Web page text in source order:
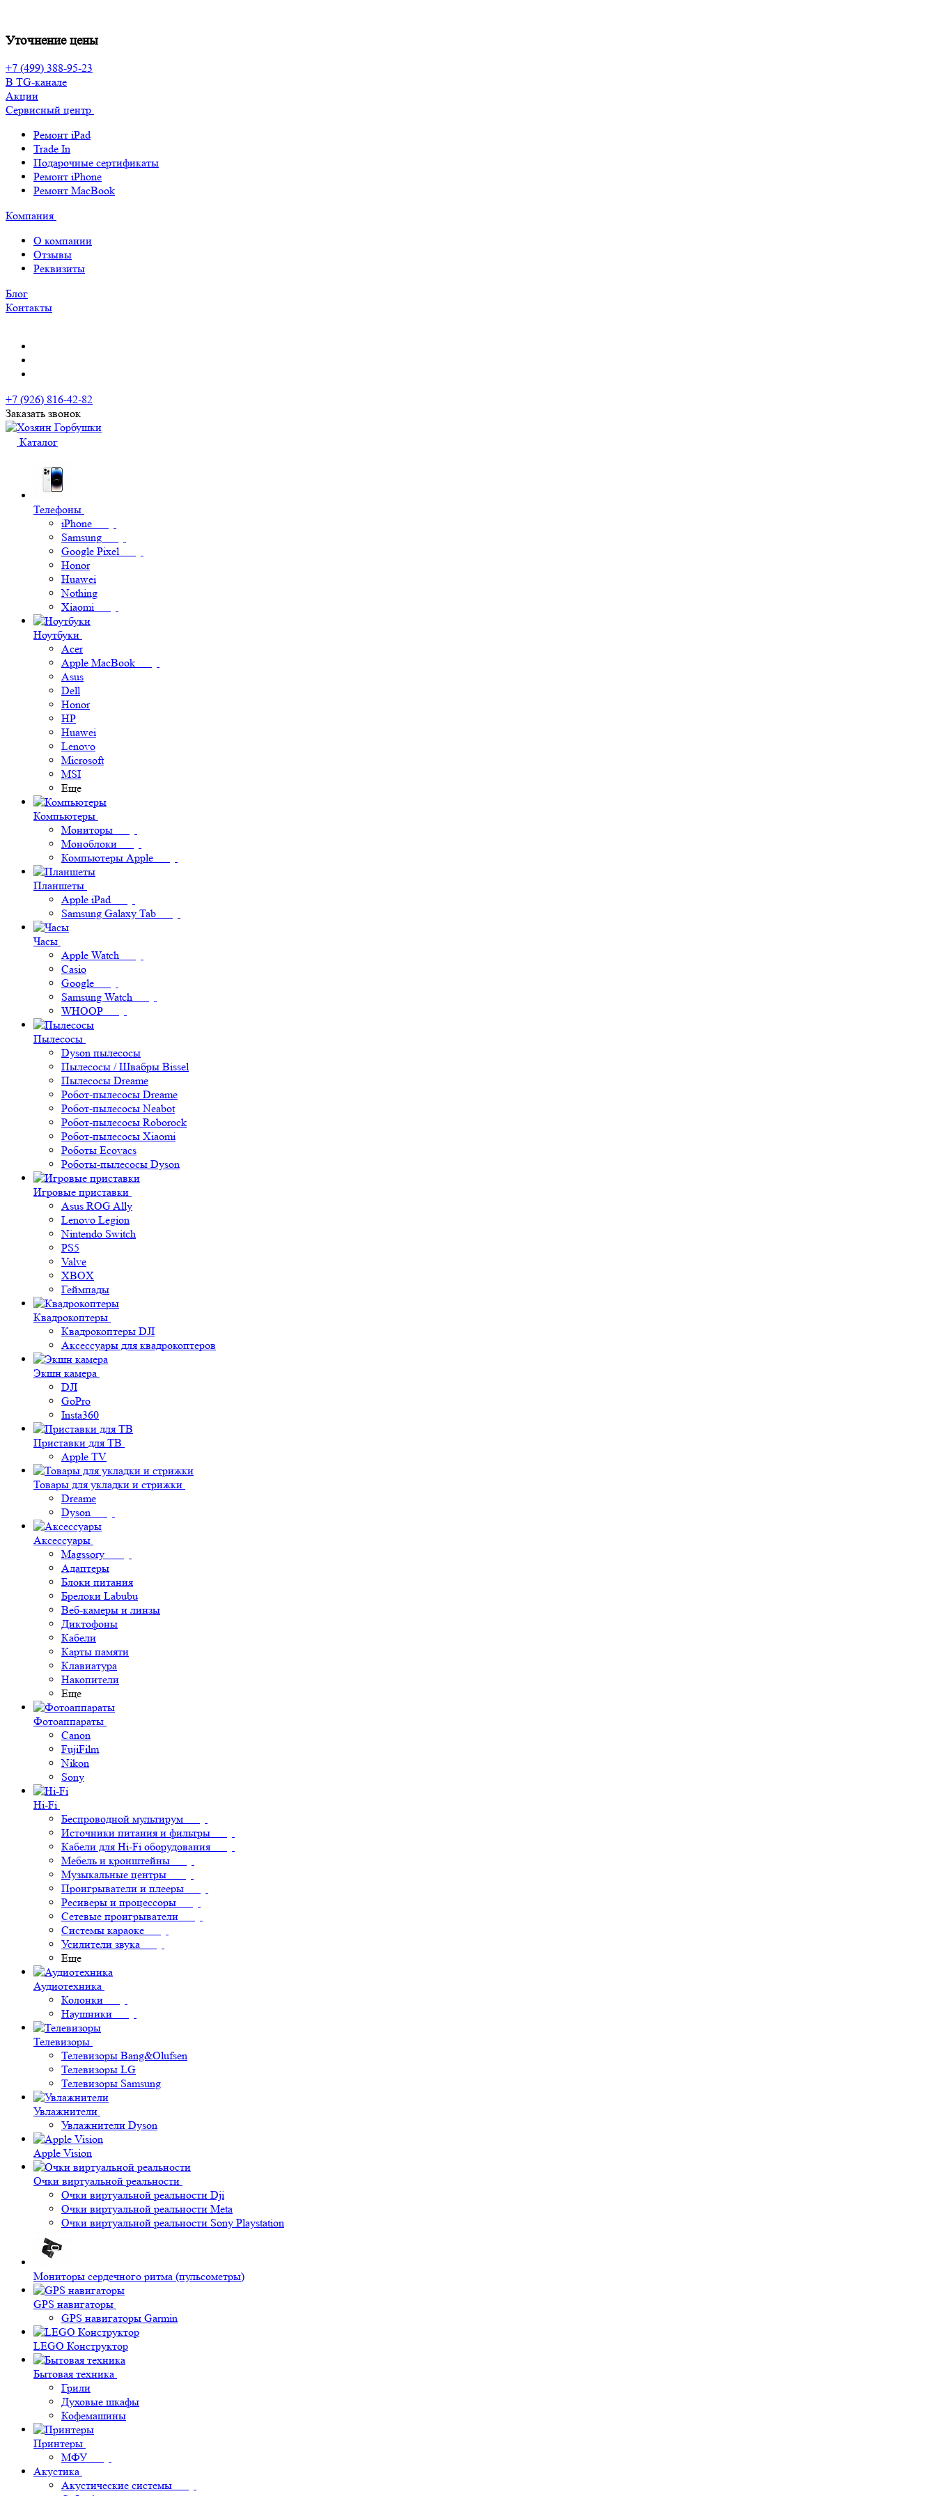
Уточнение цены
+7 (499) 388-95-23
В TG-канале
Акции
Сервисный центр
Ремонт iPad
Trade In
Подарочные сертификаты
Ремонт iPhone
Ремонт MacBook
Компания
О компании
Отзывы
Реквизиты
Блог
Контакты
+7 (926) 816-42-82
Заказать звонок
Каталог
Телефоны
iPhone
Samsung
Google Pixel
Honor
Huawei
Nothing
Xiaomi
Ноутбуки
Acer
Apple MacBook
Asus
Dell
Honor
HP
Huawei
Lenovo
Microsoft
MSI
Еще
Компьютеры
Мониторы
Моноблоки
Компьютеры Apple
Планшеты
Apple iPad
Samsung Galaxy Tab
Часы
Apple Watch
Casio
Google
Samsung Watch
WHOOP
Пылесосы
Dyson пылесосы
Пылесосы / Швабры Bissel
Пылесосы Dreame
Робот-пылесосы Dreame
Робот-пылесосы Neabot
Робот-пылесосы Roborock
Робот-пылесосы Xiaomi
Роботы Ecovacs
Роботы-пылесосы Dyson
Игровые приставки
Asus ROG Ally
Lenovo Legion
Nintendo Switch
PS5
Valve
XBOX
Геймпады
Квадрокоптеры
Квадрокоптеры DJI
Аксессуары для квадрокоптеров
Экшн камера
DJI
GoPro
Insta360
Приставки для ТВ
Apple TV
Товары для укладки и стрижки
Dreame
Dyson
Аксессуары
Magssory
Адаптеры
Блоки питания
Брелоки Labubu
Веб-камеры и линзы
Диктофоны
Кабели
Карты памяти
Клавиатура
Накопители
Еще
Фотоаппараты
Canon
FujiFilm
Nikon
Sony
Hi-Fi
Беспроводной мультирум
Источники питания и фильтры
Кабели для Hi-Fi оборудования
Мебель и кронштейны
Музыкальные центры
Проигрыватели и плееры
Ресиверы и процессоры
Сетевые проигрыватели
Системы караоке
Усилители звука
Еще
Аудиотехника
Колонки
Наушники
Телевизоры
Телевизоры Bang&Olufsen
Телевизоры LG
Телевизоры Samsung
Увлажнители
Увлажнители Dyson
Apple Vision
Очки виртуальной реальности
Очки виртуальной реальности Dji
Очки виртуальной реальности Meta
Очки виртуальной реальности Sony Playstation
Мониторы сердечного ритма (пульсометры)
GPS навигаторы
GPS навигаторы Garmin
LEGO Конструктор
Бытовая техника
Грили
Духовые шкафы
Кофемашины
Принтеры
МФУ
Акустика
Акустические системы